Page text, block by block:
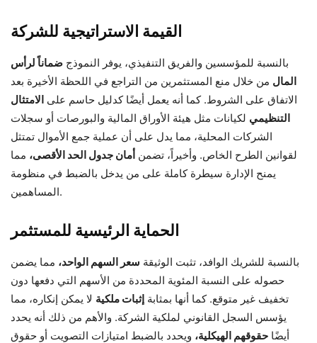
القيمة الاستراتيجية للشركة
بالنسبة للمؤسسين والفريق التنفيذي، يوفر النموذج ضماناً لرأس
المال من خلال منع المستثمرين من التراجع في اللحظة الأخيرة بعد
الاتفاق على الشروط. كما أنه يعمل أيضًا كدليل حاسم على الامتثال
التنظيمي لكيانات مثل هيئة الأوراق المالية والبورصات أو سجلات
الشركات المحلية، مما يدل على أن عملية جمع الأموال تمتثل
لقوانين الطرح الخاص. وأخيراً، تضمن أمان جدول الحد الأقصى، مما
يمنح الإدارة سيطرة كاملة على من يدخل بالضبط في منظومة
المساهمين.
الحماية الرئيسية للمستثمر
بالنسبة للشريك الوافد، تثبت الوثيقة سعر السهم الواحد، مما يضمن
حصوله على النسبة المئوية المحددة من الأسهم التي دفعها دون
تخفيف غير متوقع. كما أنها بمثابة إثبات ملكية لا يمكن إنكاره، مما
يؤسس السجل القانوني لملكية الشركة. والأهم من ذلك أنه يحدد
أيضًا حقوقهم الهيكلية، ويحدد بالضبط امتيازات التصويت أو حقوق